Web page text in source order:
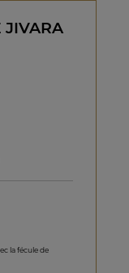
JIVARA
la fécule de